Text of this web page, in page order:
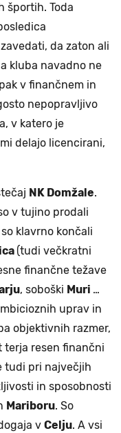
športih. Toda
da zaton ali
kluba navadno ne
v finančnem in
nepopravljivo
v katero je
delajo licencirani,
NK Domžale.
v tujino prodali
klavrno končali
(tudi večkratni
finančne težave
, soboški Muri …
uprav in
objektivnih razmer,
terja resen finančni
tudi pri največjih
in sposobnosti
Mariboru. So
v Celju. A vsi